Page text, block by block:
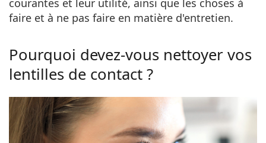
Persol
Toutes les marques
courantes et leur utilité, ainsi que les choses à
faire et à ne pas faire en matière d'entretien.
Pourquoi devez-vous nettoyer vos
lentilles de contact ?